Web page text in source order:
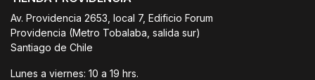
Av. Providencia 2653, local 7, Edificio Forum
Providencia (Metro Tobalaba, salida sur)
Santiago de Chile
Lunes a viernes: 10 a 19 hrs.